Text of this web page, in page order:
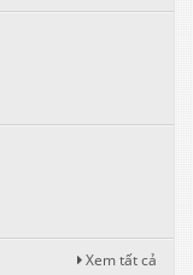
Xem tất cả